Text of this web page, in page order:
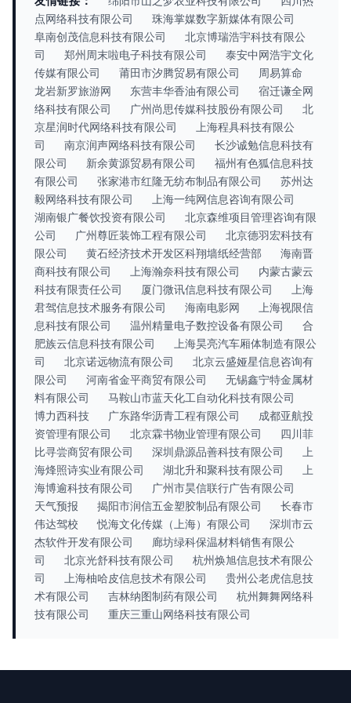
点网络科技有限公司
珠海掌媒数字新媒体有限公司
阜南创茂信息科技有限公司
北京博瑞浩宇科技有限公
司
郑州周末啦电子科技有限公司
泰安中网浩宇文化
传媒有限公司
莆田市汐腾贸易有限公司
周易算命
龙岩新罗旅游网
东营丰华香油有限公司
宿迁谦全网
络科技有限公司
广州尚思传媒科技股份有限公司
北
京星润时代网络科技有限公司
上海程具科技有限公
司
南京润声网络科技有限公司
长沙诚勉信息科技有
限公司
新余黄源贸易有限公司
福州有色狐信息科技
有限公司
张家港市红隆无纺布制品有限公司
苏州达
毅网络科技有限公司
上海一纯网信息咨询有限公司
湖南银广餐饮投资有限公司
北京森维项目管理咨询有限
公司
广州尊匠装饰工程有限公司
北京德羽宏科技有
限公司
黄石经济技术开发区科翔墙纸经营部
海南晋
商科技有限公司
上海瀚奈科技有限公司
内蒙古蒙云
科技有限责任公司
厦门微讯信息科技有限公司
上海
君驾信息技术服务有限公司
海南电影网
上海视限信
息科技有限公司
温州精量电子数控设备有限公司
合
肥族云信息科技有限公司
上海昊亮汽车厢体制造有限公
司
北京诺远物流有限公司
北京云盛娅星信息咨询有
限公司
河南省金平商贸有限公司
无锡鑫宁特金属材
料有限公司
马鞍山市蓝天化工自动化科技有限公司
博力西科技
广东路华沥青工程有限公司
成都亚航投
资管理有限公司
北京霖书物业管理有限公司
四川菲
比寻尝商贸有限公司
深圳鼎源品善科技有限公司
上
海烽照诗实业有限公司
湖北升和聚科技有限公司
上
海博逾科技有限公司
广州市昊信联行广告有限公司
天气预报
揭阳市润信五金塑胶制品有限公司
长春市
伟达驾校
悦海文化传媒（上海）有限公司
深圳市云
杰软件开发有限公司
廊坊绿科保温材料销售有限公
司
北京光舒科技有限公司
杭州焕旭信息技术有限公
司
上海柚哈皮信息技术有限公司
贵州公老虎信息技
术有限公司
吉林纳图制药有限公司
杭州舞舞网络科
技有限公司
重庆三重山网络科技有限公司